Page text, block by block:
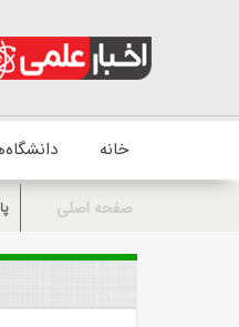
خانه
صفحه اصلی